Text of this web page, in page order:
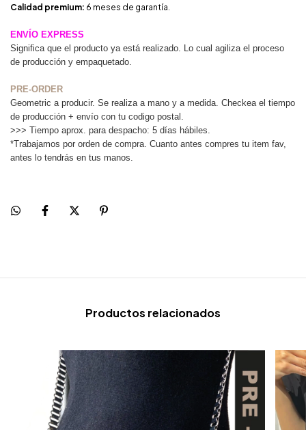
Calidad premium: 6 meses de garantía.
ENVÍO EXPRESS
Significa que el producto ya está realizado. Lo cual agiliza el proceso
de producción y empaquetado.
PRE-ORDER
Geometric a producir. Se realiza a mano y a medida. Checkea el tiempo
de producción + envío con tu codigo postal.
>>> Tiempo aprox. para despacho: 5 días hábiles.
*Trabajamos por orden de compra. Cuanto antes compres tu item fav,
antes lo tendrás en tus manos.
Productos relacionados